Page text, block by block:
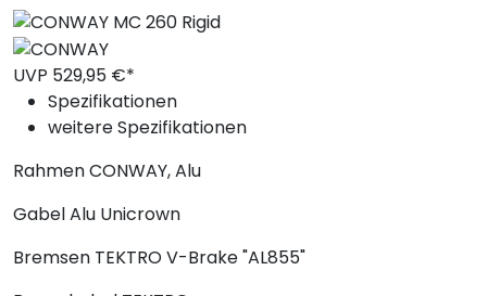
UVP 529,95 €*
Spezifikationen
weitere Spezifikationen
RahmenCONWAY, Alu
GabelAlu Unicrown
Bremsen TEKTRO V-Brake "AL855"